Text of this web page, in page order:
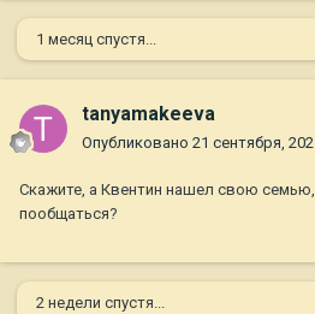
1 месяц спустя...
tanyamakeeva
Опубликовано 21 сентября,
Скажите, а Квентин нашел свою
пообщаться?
2 недели спустя...